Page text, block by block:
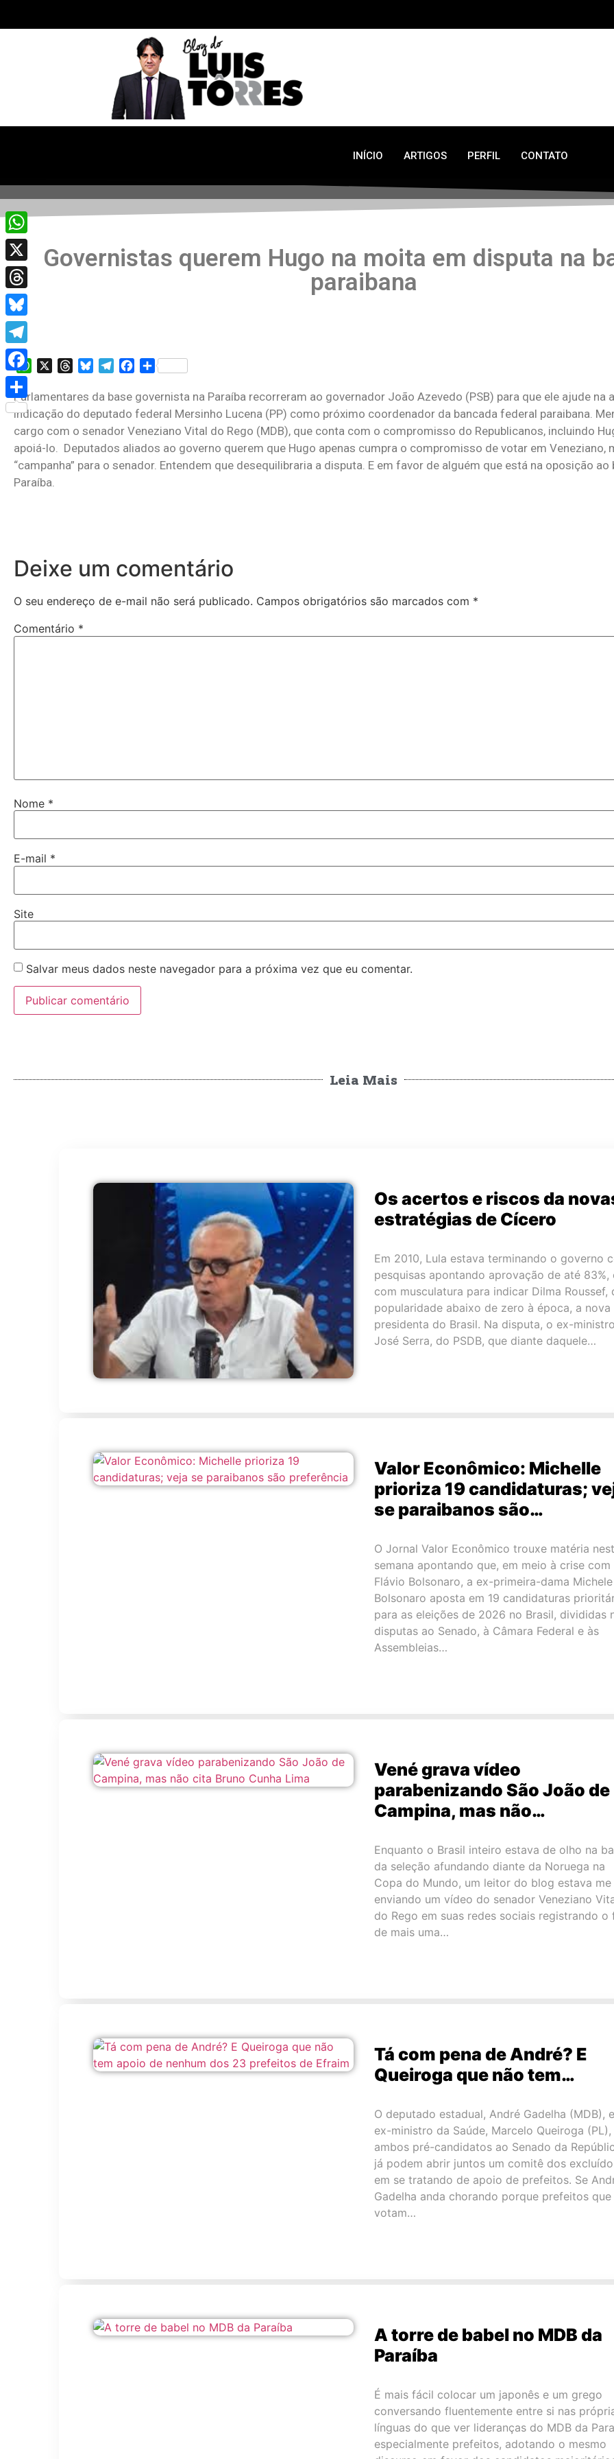
INÍCIO ARTIGOS PERFIL CONTATO
Governistas querem Hugo na moita em disputa na
paraibana
WhatsAppThreadsBlueskyTelegramFacebook
Share
Parlamentares da base governista na Paraíba recorreram ao governador João Azevedo (PSB) para que ele ajude na
indicação do deputado federal Mersinho Lucena (PP) como próximo coordenador da bancada federal paraibana.
cargo com o senador Veneziano Vital do Rego (MDB), que conta com o compromisso do Republicanos, incluindo
apoiá-lo. Deputados aliados ao governo querem que Hugo apenas cumpra o compromisso de votar em Veneziano,
“campanha” para o senador. Entendem que desequilibraria a disputa. E em favor de alguém que está na oposição
Paraíba.
Deixe um comentário
O seu endereço de e-mail não será publicado. Campos obrigatórios são marcados com *
Comentário *
Nome *
E-mail *
Site
Salvar meus dados neste navegador para a próxima vez que eu comentar.
Leia Mais
Os acertos e riscos da
estratégias de Cícero
Em 2010, Lula estava terminando o governo
pesquisas apontando aprovação de até 83%,
com musculatura para indicar Dilma Roussef,
popularidade abaixo de zero à época, a nova
presidenta do Brasil. Na disputa, o ex-
José Serra, do PSDB, que diante daquele…
Valor Econômico: Michelle
prioriza 19 candidaturas;
se paraibanos são…
O Jornal Valor Econômico trouxe matéria
semana apontando que, em meio à crise com
Flávio Bolsonaro, a ex-primeira-dama Michele
Bolsonaro aposta em 19 candidaturas
para as eleições de 2026 no Brasil, divididas
disputas ao Senado, à Câmara Federal e às
Assembleias…
Vené grava vídeo
parabenizando São João de
Campina, mas não…
Enquanto o Brasil inteiro estava de olho na
da seleção afundando diante da Noruega na
Copa do Mundo, um leitor do blog estava me
enviando um vídeo do senador Veneziano
do Rego em suas redes sociais registrando o
de mais uma…
Tá com pena de André? E
Queiroga que não tem…
O deputado estadual, André Gadelha (MDB),
ex-ministro da Saúde, Marcelo Queiroga (PL),
ambos pré-candidatos ao Senado da
já podem abrir juntos um comitê dos
em se tratando de apoio de prefeitos. Se
Gadelha anda chorando porque prefeitos que
votam…
A torre de babel no MDB da
Paraíba
É mais fácil colocar um japonês e um grego
conversando fluentemente entre si nas
línguas do que ver lideranças do MDB da
especialmente prefeitos, adotando o mesmo
WhatsApp
X
Threads
Bluesky
Telegram
Facebook
Share